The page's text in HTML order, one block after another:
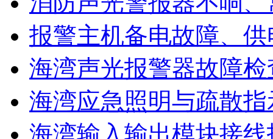
报警主机备电故障、
海湾声光报警器故障
海湾应急照明与疏散